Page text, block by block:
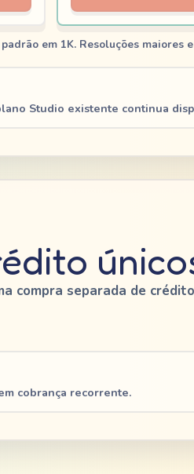
em 1K. Resoluções maiores
Studio existente continua
compra separada de
cobrança recorrente.